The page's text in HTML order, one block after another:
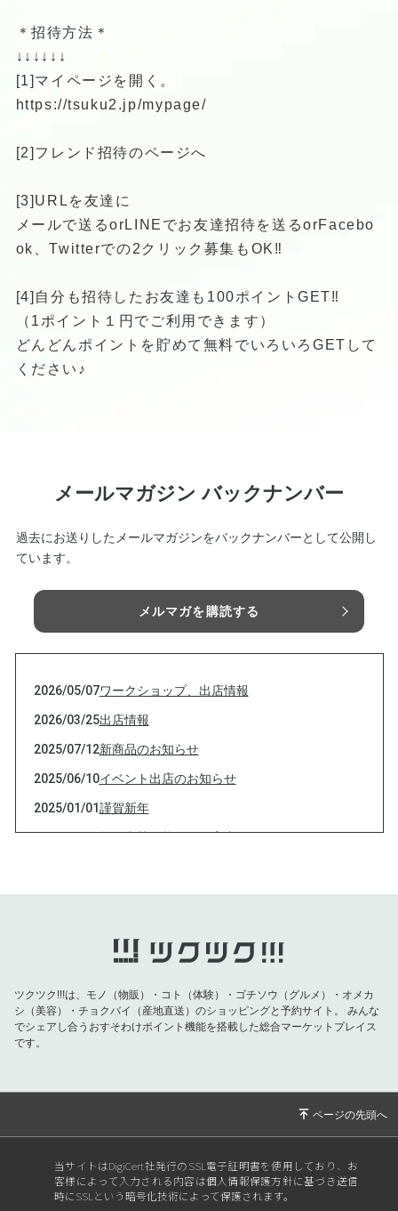
＊招待方法＊
↓↓↓↓↓↓
[1]マイページを開く。
https://tsuku2.jp/mypage/
[2]フレンド招待のページへ
[3]URLを友達に
メールで送るorLINEでお友達招待を送るorFacebo
ok、Twitterでの2クリック募集もOK‼︎
[4]自分も招待したお友達も100ポイントGET‼︎
（1ポイント１円でご利用できます）
どんどんポイントを貯めて無料でいろいろGETして
ください♪
メールマガジン バックナンバー
過去にお送りしたメールマガジンをバックナンバーとして公開し
ています。
メルマガを購読する
2026/05/07ワークショップ、出店情報
2026/03/25出店情報
2025/07/12新商品のお知らせ
2025/06/10イベント出店のお知らせ
2025/01/01謹賀新年
2024/12/27年始出荷可能日のご案内
2024/09/27イベント出店のお知らせ
会のお知らせ
2024/08/08 夏季休暇のお知らせ
2024/04/28 GWも通常通り営業しております！
2024/02/17イベント出店のお知らせと麹パンのご案内
2023/06/09 日経ビジネス電子版記事掲載と他ご案内
ツクツク!!!は、モノ（物販）・コト（体験）・ゴチソウ（グルメ）・オメカ
シ（美容）・チョクバイ（産地直送）のショッピングと予約サイト。
みんな
でシェアし合うおすそわけポイント機能を搭載した総合マーケットプレイス
です。
当サイトはDigiCert社発行のSSL電子証明書を使用しており、お
客様によって入力される内容は個人情報保護方針に基づき送信
時にSSLという暗号化技術によって保護されます。